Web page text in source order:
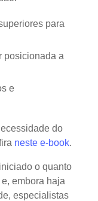
para
posicionada a
e
do
neste e-book.
o quanto
embora haja
especialistas